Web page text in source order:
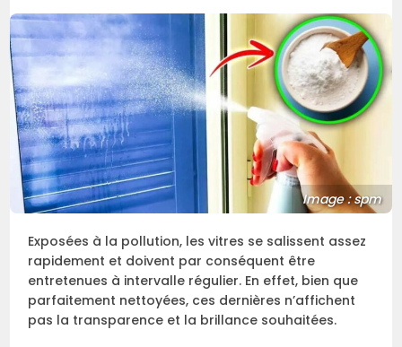
Image : spm
Exposées à la pollution, les vitres se salissent assez
rapidement et doivent par conséquent être
entretenues à intervalle régulier. En effet, bien que
parfaitement nettoyées, ces dernières n’affichent
pas la transparence et la brillance souhaitées.